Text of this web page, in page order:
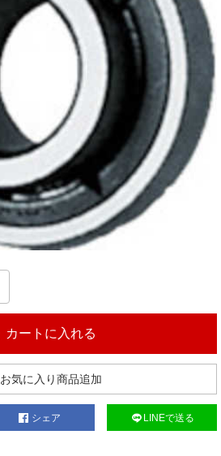
カートに入れる
お気に入り商品追加
シェア LINEで送る